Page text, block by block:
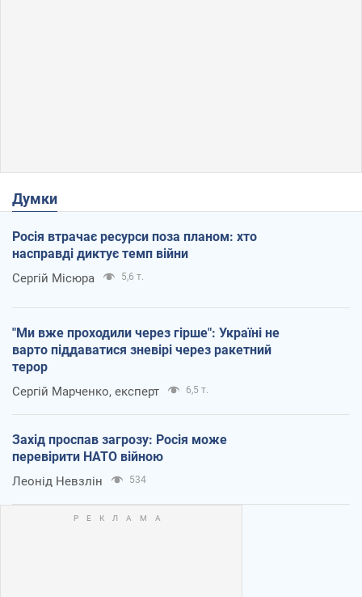
Думки
Росія втрачає ресурси поза планом: хто
насправді диктує темп війни
Сергій Місюра 5,6 т.
"Ми вже проходили через гірше": Україні не
варто піддаватися зневірі через ракетний
терор
Сергій Марченко, експерт 6,5 т.
Захід проспав загрозу: Росія може
перевірити НАТО війною
Леонід Невзлін 534